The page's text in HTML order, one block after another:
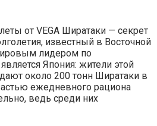
от VEGA Ширатаки — секрет
известный в Восточной
лидером по
Япония: жители этой
около 200 тонн Ширатаки в
ежедневного рациона
ведь среди них